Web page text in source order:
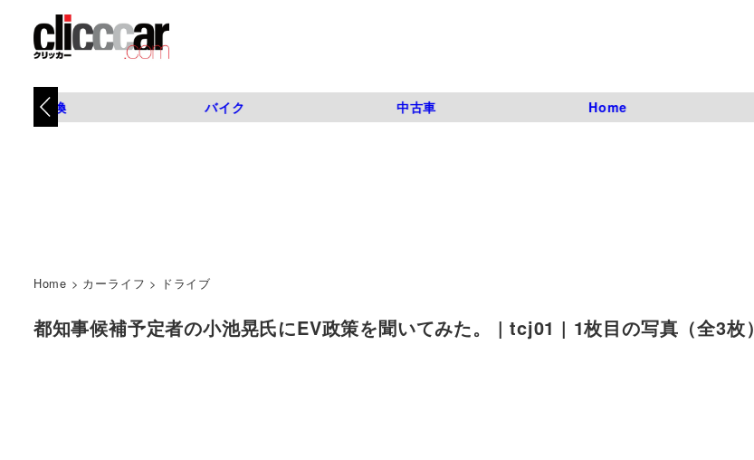
タイヤ交換 バイク 中古車 Home
Home > カーライフ > ドライブ
都知事候補予定者の小池晃氏にEV政策を聞いてみた。 | tcj01 | 1枚目の写真（全3枚）